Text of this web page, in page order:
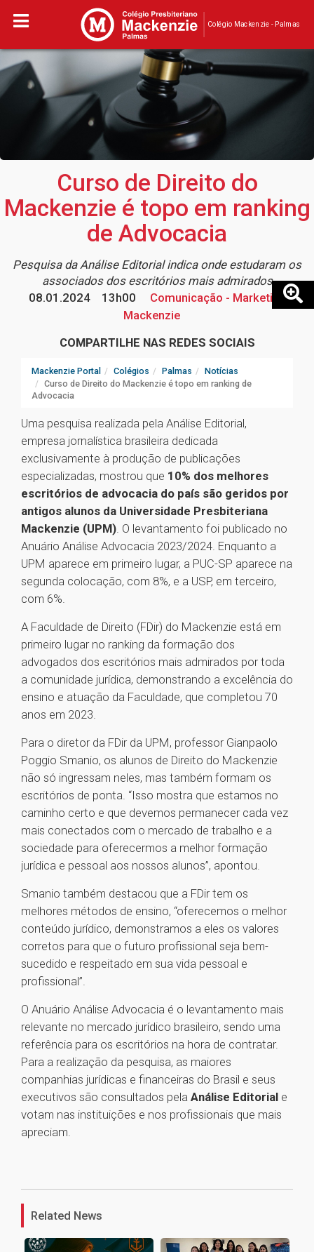
Colégio Mackenzie - Palmas
Curso de Direito do
Mackenzie é topo em ranking
de Advocacia
Pesquisa da Análise Editorial indica onde estudaram os
associados dos escritórios mais admirados
08.01.2024
13h00
Comunicação - Marketing
Mackenzie
COMPARTILHE NAS REDES SOCIAIS
Mackenzie Portal Colégios Palmas
Notícias
Curso de Direito do Mackenzie é topo em ranking de
Advocacia
Uma pesquisa realizada pela Análise Editorial,
empresa jornalística brasileira dedicada
exclusivamente à produção de publicações
especializadas, mostrou que 10% dos melhores
escritórios de advocacia do país são geridos por
antigos alunos da Universidade Presbiteriana
Mackenzie (UPM). O levantamento foi publicado no
Anuário Análise Advocacia 2023/2024. Enquanto a
UPM aparece em primeiro lugar, a PUC-SP aparece na
segunda colocação, com 8%, e a USP, em terceiro,
com 6%.
A Faculdade de Direito (FDir) do Mackenzie está em
primeiro lugar no ranking da formação dos
advogados dos escritórios mais admirados por toda
a comunidade jurídica, demonstrando a excelência do
ensino e atuação da Faculdade, que completou 70
anos em 2023.
Para o diretor da FDir da UPM, professor Gianpaolo
Poggio Smanio, os alunos de Direito do Mackenzie
não só ingressam neles, mas também formam os
escritórios de ponta. “Isso mostra que estamos no
caminho certo e que devemos permanecer cada vez
mais conectados com o mercado de trabalho e a
sociedade para oferecermos a melhor formação
jurídica e pessoal aos nossos alunos”, apontou.
Smanio também destacou que a FDir tem os
melhores métodos de ensino, “oferecemos o melhor
conteúdo jurídico, demonstramos a eles os valores
corretos para que o futuro profissional seja bem-
sucedido e respeitado em sua vida pessoal e
profissional”.
O Anuário Análise Advocacia é o levantamento mais
relevante no mercado jurídico brasileiro, sendo uma
referência para os escritórios na hora de contratar.
Para a realização da pesquisa, as maiores
companhias jurídicas e financeiras do Brasil e seus
executivos são consultados pela Análise Editorial e
votam nas instituições e nos profissionais que mais
apreciam.
Related News